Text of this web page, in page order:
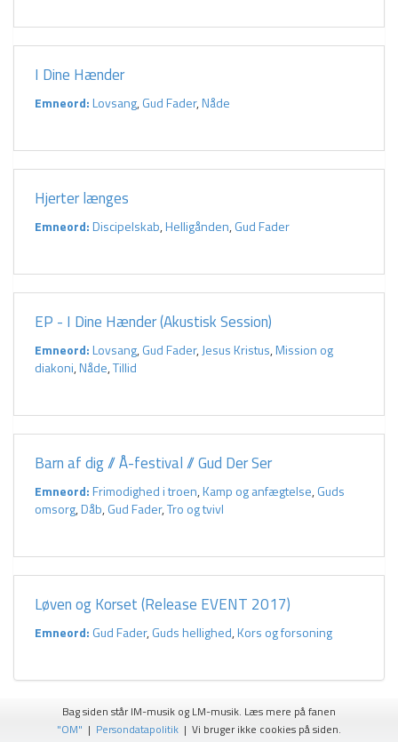
I Dine Hænder
Emneord:Lovsang,Gud Fader,Nåde
Hjerter længes
Emneord:Discipelskab,Helligånden,Gud Fader
EP - I Dine Hænder (Akustisk Session)
Emneord:Lovsang,Gud Fader,Jesus Kristus,Mission og
diakoni,Nåde,Tillid
Barn af dig // Å-festival // Gud Der Ser
Emneord:Frimodighed i troen,Kamp og anfægtelse,Guds
omsorg,Dåb,Gud Fader,Tro og tvivl
Løven og Korset (Release EVENT 2017)
Emneord: Gud Fader,Guds hellighed,Kors og forsoning
Bag siden står IM-musik og LM-musik. Læs mere på fanen
"OM" | Persondatapolitik | Vi bruger ikke cookies på siden.